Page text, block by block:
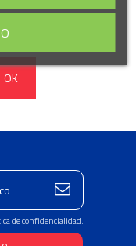
OK
de confidencialidad.